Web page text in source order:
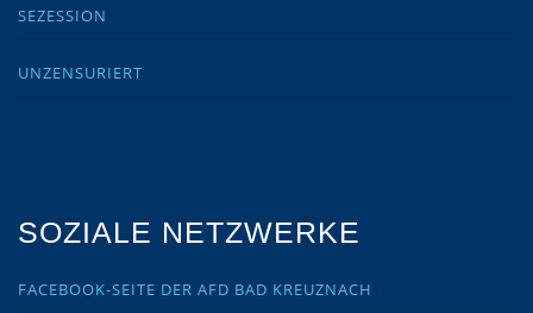
SEZESSION
UNZENSURIERT
SOZIALE NETZWERKE
FACEBOOK-SEITE DER AFD BAD KREUZNACH